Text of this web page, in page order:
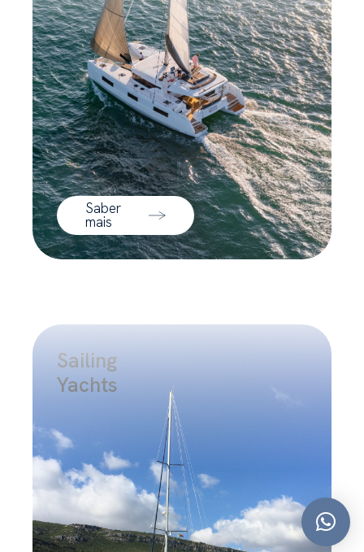
Saber
mais
Sailing
Yachts